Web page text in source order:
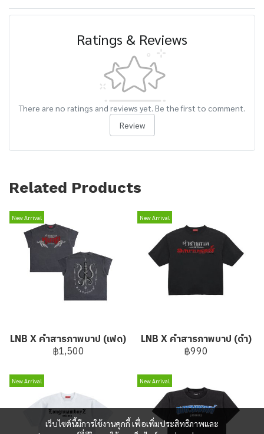
Ratings & Reviews
There are no ratings and reviews yet. Be the first to comment.
Review
Related Products
New Arrival
LNB X คำสารภาพบาป (เฟด)
฿1,500
New Arrival
LNB X คำสารภาพบาป (ดำ)
฿990
New Arrival New Arrival
เว็บไซต์นี้มีการใช้งานคุกกี้ เพื่อเพิ่มประสิทธิภาพและ